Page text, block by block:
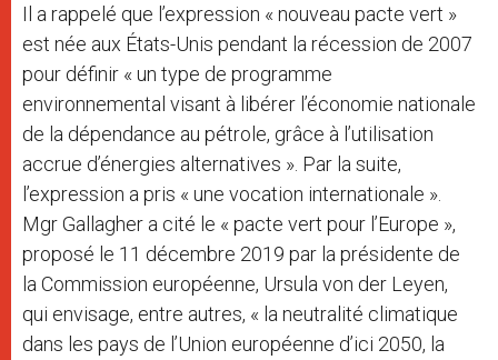
Il a rappelé que l’expression « nouveau pacte vert »
est née aux États-Unis pendant la récession de 2007
pour définir « un type de programme
environnemental visant à libérer l’économie nationale
de la dépendance au pétrole, grâce à l’utilisation
accrue d’énergies alternatives ». Par la suite,
l’expression a pris « une vocation internationale ».
Mgr Gallagher a cité le « pacte vert pour l’Europe »,
proposé le 11 décembre 2019 par la présidente de
la Commission européenne, Ursula von der Leyen,
qui envisage, entre autres, « la neutralité climatique
dans les pays de l’Union européenne d’ici 2050, la